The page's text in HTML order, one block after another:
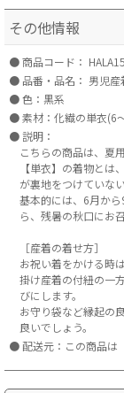
その他情報
商品コード：
品番・品名： 男児産
色：黒系
素材：化繊の単衣(6
説明：
こちらの商品は、夏
【単衣】の着物と
が裏地をつけていな
基本的には、6月か
ら、残暑の秋口にお
［産着の着せ方］
お祝い着をかける時
掛け産着の付紐の一
びにします。
お守り袋など縁起の
良いでしょう。
配送元：この商品は